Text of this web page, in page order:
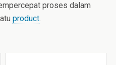
proses dalam
product.